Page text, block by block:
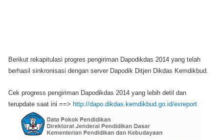
Berikut rekapitulasi progres pengiriman Dapodikdas 2014 yang telah
berhasil sinkronisasi dengan server Dapodik Ditjen Dikdas Kemdikbud.
Cek progress pengiriman Dapodikdas 2014 yang lebih detil dan
terupdate saat ini ==> http://dapo.dikdas.kemdikbud.go.id/exreport